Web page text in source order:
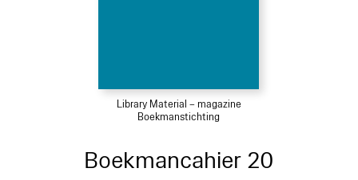
Library Material – magazine
Boekmanstichting
Boekmancahier 20